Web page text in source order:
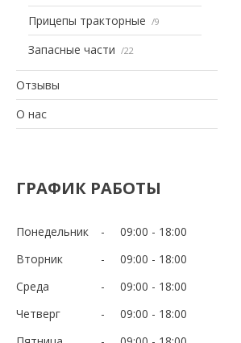
Прицепы тракторные 9
Запасные части 22
Отзывы
О нас
ГРАФИК РАБОТЫ
Понедельник 09:00
18:00
Вторник
09:00
18:00
Среда
09:00
18:00
Четверг
09:00
18:00